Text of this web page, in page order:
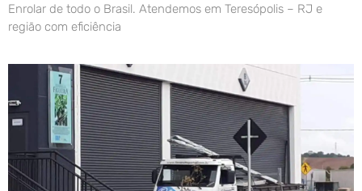
Enrolar de todo o Brasil. Atendemos em Teresópolis – RJ e
região com eficiência